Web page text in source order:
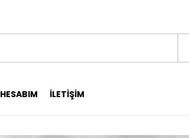
HESABIM İLETIŞIM